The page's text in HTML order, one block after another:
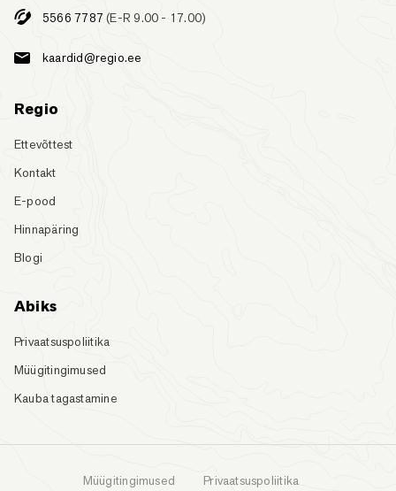
5566 7787 (E-R 9.00 - 17.00)
kaardid@regio.ee
Regio
Ettevõttest
Kontakt
E-pood
Hinnapäring
Blogi
Abiks
Privaatsuspoliitika
Müügitingimused
Kauba tagastamine
Müügitingimused Privaatsuspoliitika